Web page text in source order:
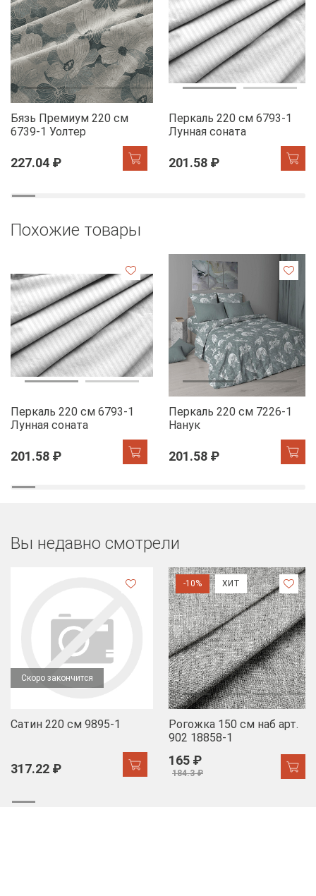
Бязь Премиум 220 см
6739-1 Уолтер
227.04 ₽
Перкаль 220 см 6793-1
Лунная соната
201.58 ₽
Похожие товары
Перкаль 220 см 6793-1
Лунная соната
201.58 ₽
Перкаль 220 см 7226-1
Нанук
201.58 ₽
Вы недавно смотрели
Скоро закончится
Сатин 220 см 9895-1
317.22 ₽
-10% ХИТ
Рогожка 150 см наб арт.
902 18858-1
165 ₽
184.3 ₽